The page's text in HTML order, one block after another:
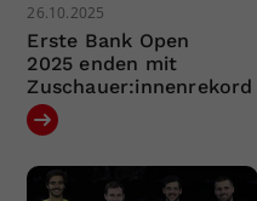
26.10.2025
Erste Bank Open
2025 enden mit
Zuschauer:innenrekord